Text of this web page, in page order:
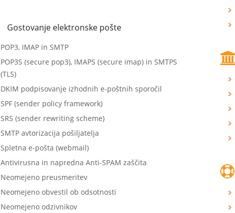
Gostovanje elektronske pošte
POP3, IMAP in SMTP
POP3S (secure pop3), IMAPS (secure imap) in SMTPS
(TLS)
DKIM podpisovanje izhodnih e-poštnih sporočil
SPF (sender policy framework)
SRS (sender rewriting scheme)
SMTP avtorizacija pošiljatelja
Spletna e-pošta (webmail)
Antivirusna in napredna Anti-SPAM zaščita
Neomejeno preusmeritev
Neomejeno obvestil ob odsotnosti
Neomejeno odzivnikov